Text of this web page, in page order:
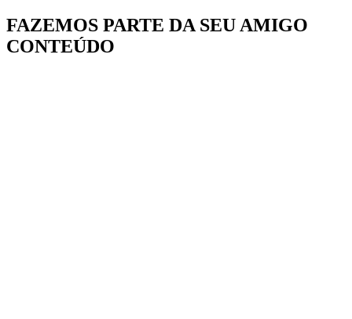
FAZEMOS PARTE DA SEU AMIGO
CONTEÚDO